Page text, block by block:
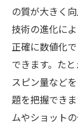
の質が大きく
技術の進化に
正確に数値化
できます。た
スピン量など
題を把握でき
ムやショット